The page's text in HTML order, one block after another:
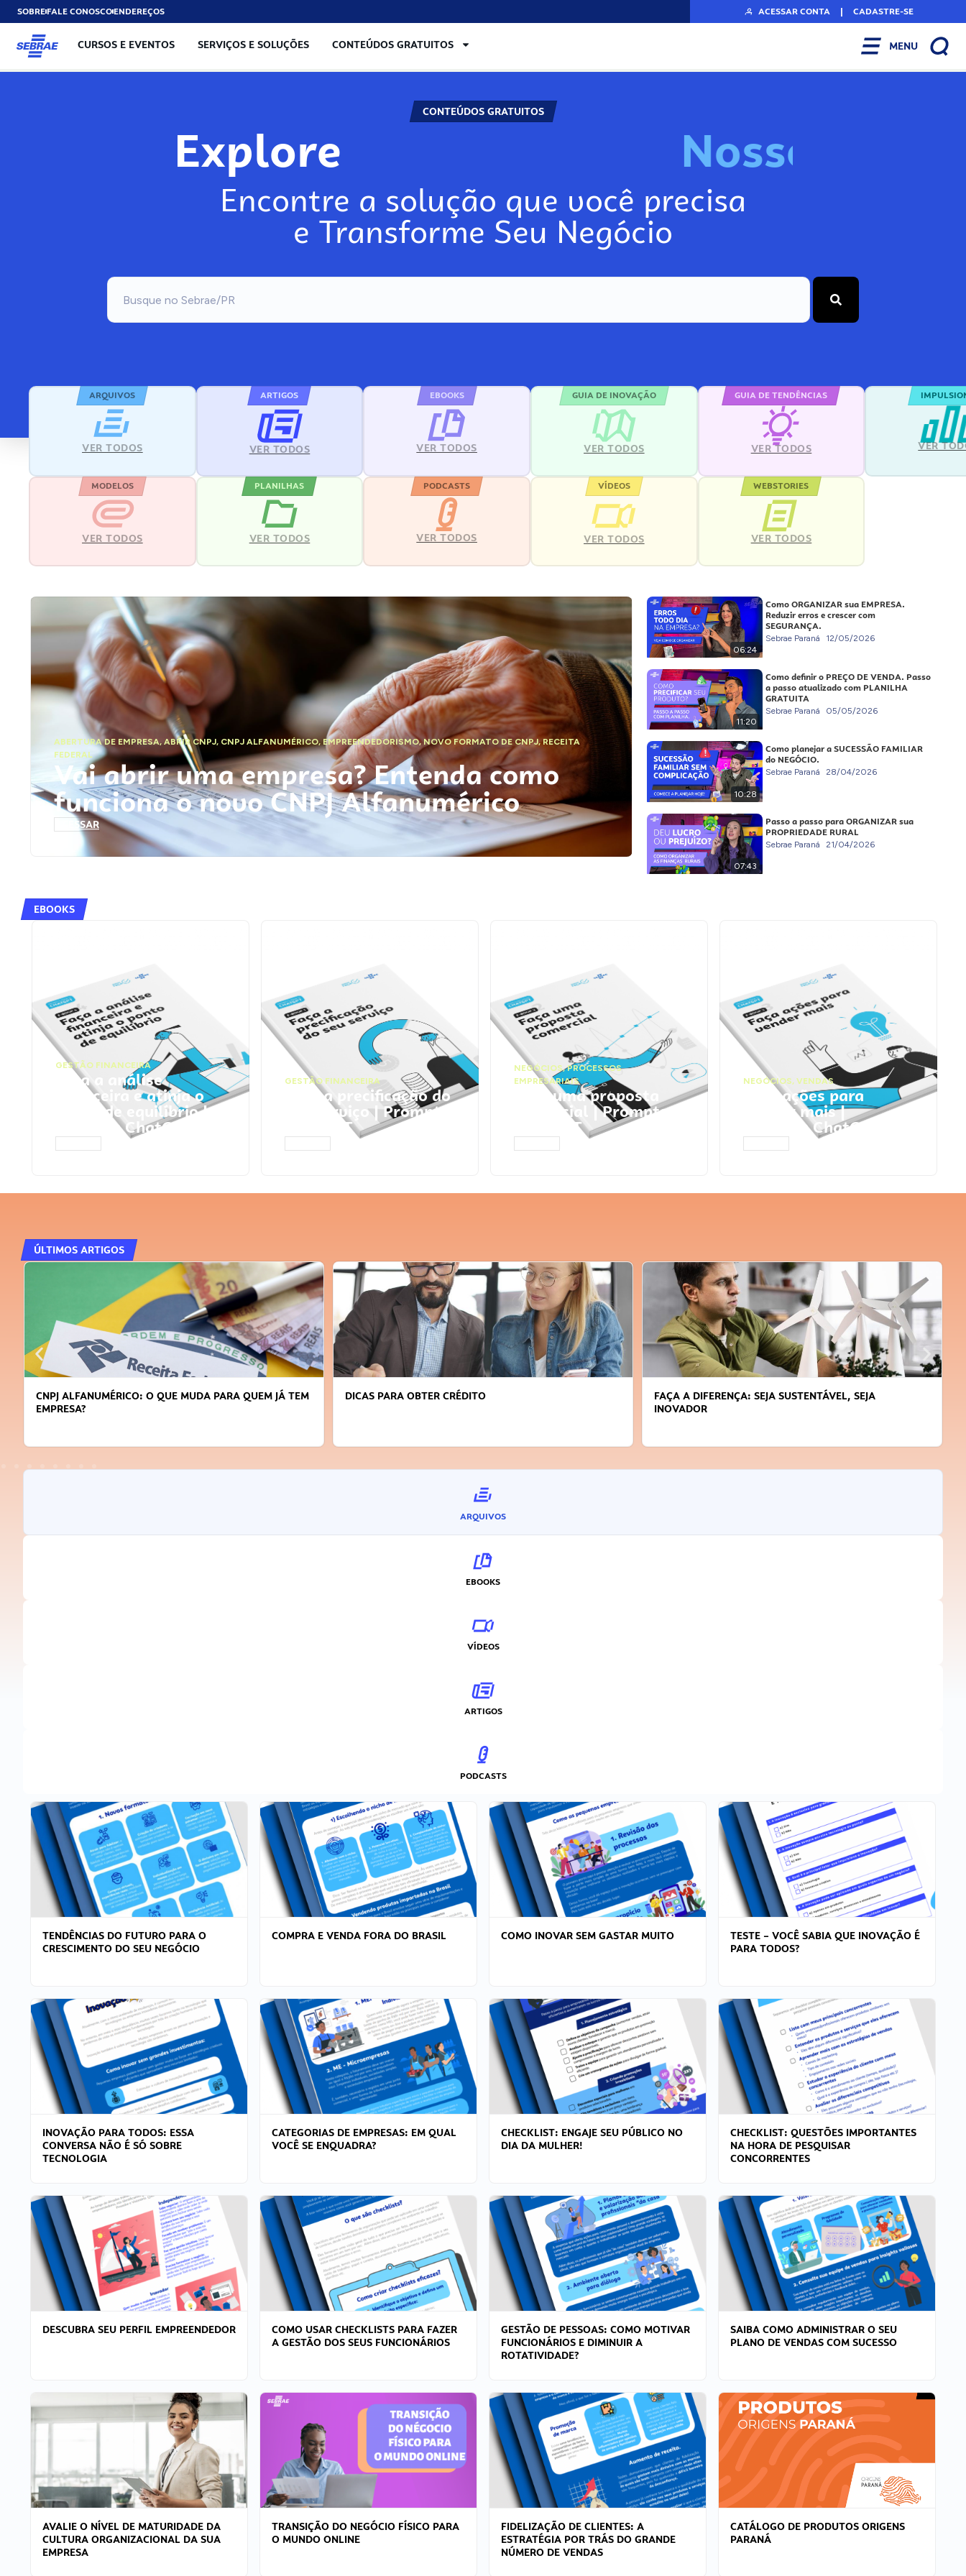
SOBREFALE CONOSCOENDEREÇOS ACESSAR CONTA | CADASTRE-SE
CURSOS E EVENTOS SERVIÇOS E SOLUÇÕES CONTEÚDOS GRATUITOS MENU
CONTEÚDOS GRATUITOS
Explore No
Encontre a solução que você precisa
e Transforme Seu Negócio
ARQUIVOS
VER TODOS
ARTIGOS
VER TODOS
EBOOKS
VER TODOS
GUIA DE INOVAÇÃO
VER TODOS
GUIA DE TENDÊNCIAS
VER TODOS VER
MODELOS
VER TODOS
PLANILHAS
VER TODOS
PODCASTS
VER TODOS
VÍDEOS
VER TODOS
WEBSTORIES
VER TODOS
ABERTURA DE EMPRESA,ABRIR CNPJ, CNPJ ALFANUMÉRICO, EMPREENDEDORISMO,NOVO FORMATO DE CNPJ,RECEITA
FEDERAL
Vai abrir uma empresa? Entenda como
funciona o novo CNPJ Alfanumérico
ACESSAR
06:24
Como ORGANIZAR sua EMPRESA.
Reduzir erros e crescer com
SEGURANÇA.
Sebrae Paraná 12/05/2026
11:20
Como definir o PREÇO DE VENDA. Passo
a passo atualizado com PLANILHA
GRATUITA
Sebrae Paraná 05/05/2026
10:28
Como planejar a SUCESSÃO FAMILIAR
do NEGÓCIO.
Sebrae Paraná 28/04/2026
07:43
Passo a passo para ORGANIZAR sua
PROPRIEDADE RURAL
Sebrae Paraná 21/04/2026
EBOOKS
GESTÃO FINANCEIRA
Faça a análise
financeira e atinja o
ponto de equilíbrio |
Prompts ChatGPT
GESTÃO FINANCEIRA
Faça a precificação do
seu serviço | Prompts
ChatGPT
NEGÓCIOS,PROCESSOS
EMPRESARIAIS
Faça uma proposta
comercial | Prompts
ChatGPT
NEGÓCIOS, VENDAS
Faça ações para
vender mais |
Prompts ChatGPT
ÚLTIMOS ARTIGOS
DICAS PARA OBTER CRÉDITO
FAÇA A DIFERENÇA: SEJA SUSTENTÁVEL, SEJA
APRENDA A GERENCIAR O SEU TEMPO
ARQUIVOS
EBOOKS
VÍDEOS
ARTIGOS
PODCASTS
TENDÊNCIAS DO FUTURO PARA O
CRESCIMENTO DO SEU NEGÓCIO
COMPRA E VENDA FORA DO BRASIL COMO INOVAR SEM GASTAR MUITO
TESTE – VOCÊ SABIA QUE INOVAÇÃO É
PARA TODOS?
INOVAÇÃO PARA TODOS: ESSA
CONVERSA NÃO É SÓ SOBRE
TECNOLOGIA
CATEGORIAS DE EMPRESAS: EM QUAL
VOCÊ SE ENQUADRA?
CHECKLIST: ENGAJE SEU PÚBLICO NO
DIA DA MULHER!
CHECKLIST: QUESTÕES IMPORTANTES
NA HORA DE PESQUISAR
CONCORRENTES
DESCUBRA SEU PERFIL EMPREENDEDOR
COMO USAR CHECKLISTS PARA FAZER
A GESTÃO DOS SEUS FUNCIONÁRIOS
GESTÃO DE PESSOAS: COMO MOTIVAR
FUNCIONÁRIOS E DIMINUIR A
ROTATIVIDADE?
SAIBA COMO ADMINISTRAR O SEU
PLANO DE VENDAS COM SUCESSO
AVALIE O NÍVEL DE MATURIDADE DA
CULTURA ORGANIZACIONAL DA SUA
EMPRESA
TRANSIÇÃO DO NEGÓCIO FÍSICO PARA
O MUNDO ONLINE
FIDELIZAÇÃO DE CLIENTES: A
ESTRATÉGIA POR TRÁS DO GRANDE
NÚMERO DE VENDAS
CATÁLOGO DE PRODUTOS ORIGENS
PARANÁ